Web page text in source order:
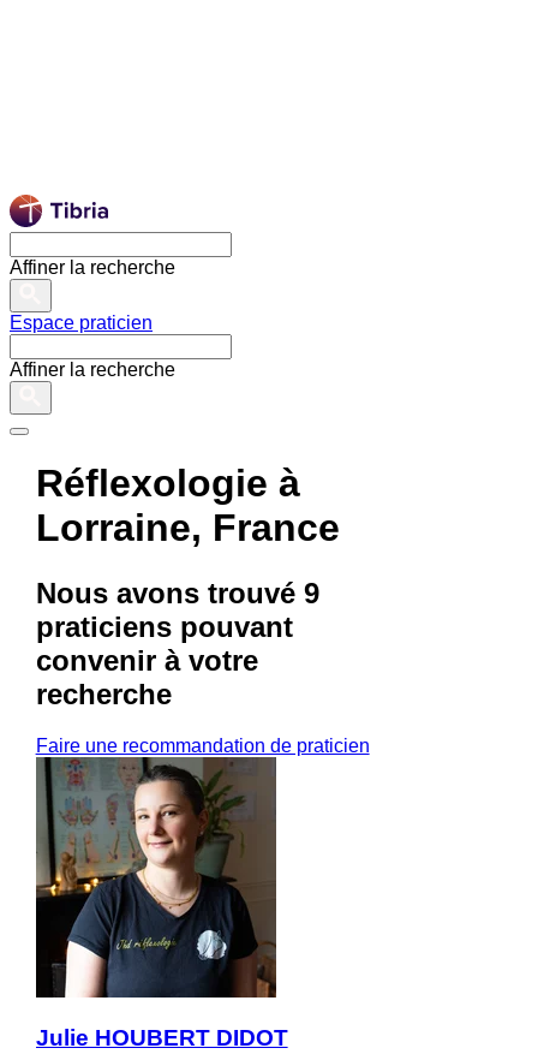
Affiner la recherche
Espace praticien
Affiner la recherche
Réflexologie à
Lorraine, France
Nous avons trouvé 9
praticienspouvant
convenir à votre
recherche
Faire une recommandation de praticien
Julie HOUBERT DIDOT